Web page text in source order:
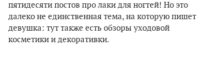
пятидесяти постов про лаки для ногтей! Но это
далеко не единственная тема, на которую пишет
девушка: тут также есть обзоры уходовой
косметики и декоративки.